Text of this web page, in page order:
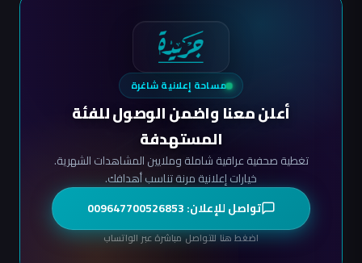
مساحة إعلانية شاغرة
أعلن معنا واضمن الوصول للفئة
المستهدفة
تغطية صحفية عراقية شاملة وملايين المشاهدات الشهرية.
خيارات إعلانية مرنة تناسب أهدافك.
تواصل للإعلان: 009647700526853
اضغط هنا للتواصل مباشرة عبر الواتساب